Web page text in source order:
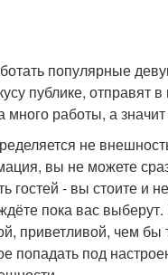
популярные
публике, отправят в
много работы, а
не
вы не можете
гостей - вы стоите и не
пока вас
приветливой, чем
попадать под